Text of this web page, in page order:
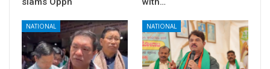
NATIONAL NATIONAL